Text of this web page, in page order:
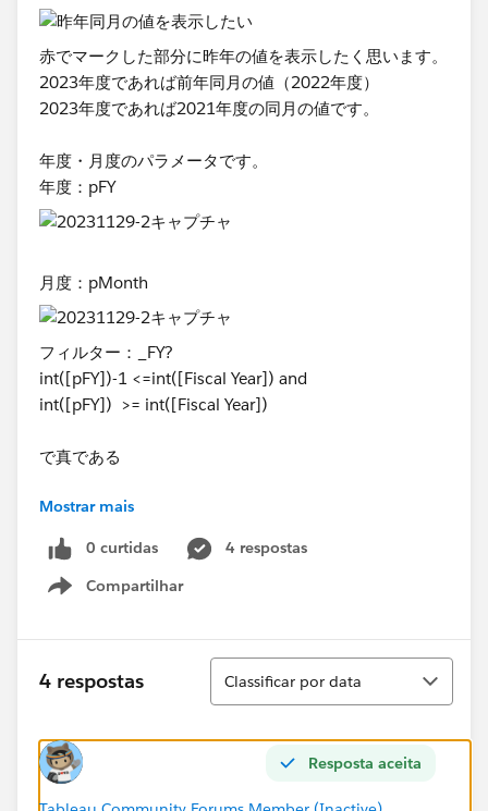
赤でマークした部分に昨年の値を表示したく思います。
2023年度であれば前年同月の値（2022年度）
2023年度であれば2021年度の同月の値です。
年度・月度のパラメータです。
年度：pFY
月度：pMonth
フィルター：_FY?
int([pFY])-1 <=int([Fiscal Year]) and
int([pFY]) >= int([Fiscal Year])
で真である
フィルター：_Month?
[pMonth]=[Month]
で真である
また
_前年QTY
ZN ( IF DATEADD("year",-1,[year_month]) <=
Mostrar mais
0 curtidas
4 respostas
Compartilhar
Show menu
4 respostas
Classificar
Classificar por data
Resposta aceita